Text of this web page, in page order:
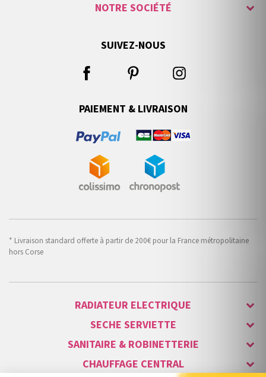
NOTRE SOCIÉTÉ
SUIVEZ-NOUS
PAIEMENT & LIVRAISON
* Livraison standard offerte à partir de 200€ pour la France métropolitaine
hors Corse
RADIATEUR ELECTRIQUE
SECHE SERVIETTE
SANITAIRE & ROBINETTERIE
CHAUFFAGE CENTRAL